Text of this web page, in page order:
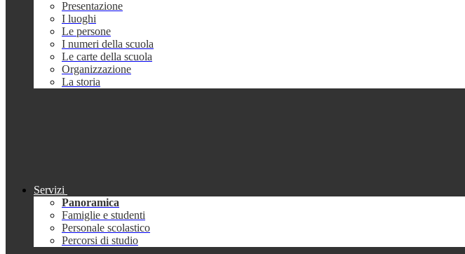
Presentazione
I luoghi
Le persone
I numeri della scuola
Le carte della scuola
Organizzazione
La storia
Servizi
Panoramica
Famiglie e studenti
Personale scolastico
Percorsi di studio